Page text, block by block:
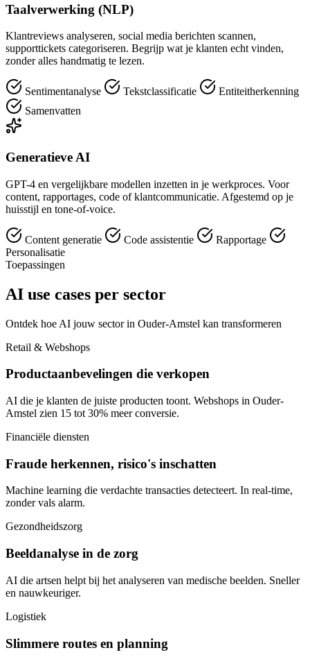
Taalverwerking (NLP)
Klantreviews analyseren, social media berichten scannen,
supporttickets categoriseren. Begrijp wat je klanten echt vinden,
zonder alles handmatig te lezen.
Sentimentanalyse Tekstclassificatie
Entiteitherkenning
Samenvatten
Generatieve AI
GPT-4 en vergelijkbare modellen inzetten in je werkproces. Voor
content, rapportages, code of klantcommunicatie. Afgestemd op je
huisstijl en tone-of-voice.
Content generatie Code assistentie
Rapportage
Personalisatie
Toepassingen
AI use cases per sector
Ontdek hoe AI jouw sector in Ouder-Amstel kan transformeren
Retail & Webshops
Productaanbevelingen die verkopen
AI die je klanten de juiste producten toont. Webshops in Ouder-
Amstel zien 15 tot 30% meer conversie.
Financiële diensten
Fraude herkennen, risico's inschatten
Machine learning die verdachte transacties detecteert. In real-time,
zonder vals alarm.
Gezondheidszorg
Beeldanalyse in de zorg
AI die artsen helpt bij het analyseren van medische beelden. Sneller
en nauwkeuriger.
Logistiek
Slimmere routes en planning